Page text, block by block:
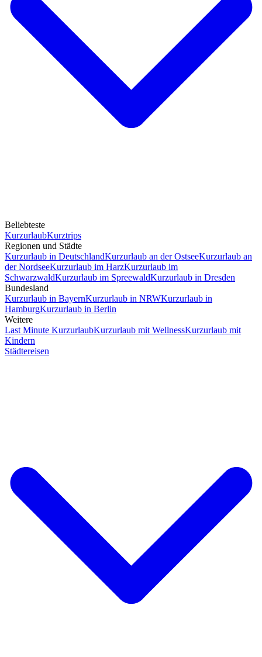
Beliebteste
KurzurlaubKurztrips
Regionen und Städte
Kurzurlaub in DeutschlandKurzurlaub an der OstseeKurzurlaub an
der NordseeKurzurlaub im HarzKurzurlaub im
SchwarzwaldKurzurlaub im SpreewaldKurzurlaub in Dresden
Bundesland
Kurzurlaub in BayernKurzurlaub in NRWKurzurlaub in
HamburgKurzurlaub in Berlin
Weitere
Last Minute KurzurlaubKurzurlaub mit WellnessKurzurlaub mit
Kindern
Städtereisen